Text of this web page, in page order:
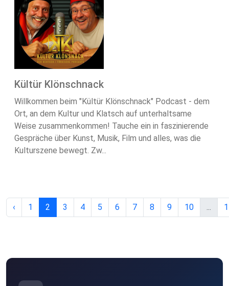
Kültür Klönschnack
Willkommen beim "Kültür Klönschnack" Podcast - dem
Ort, an dem Kultur und Klatsch auf unterhaltsame
Weise zusammenkommen! Tauche ein in faszinierende
Gespräche über Kunst, Musik, Film und alles, was die
Kulturszene bewegt. Zw...
‹ 1 2 3 4 5 6 7 8 9 10 ...